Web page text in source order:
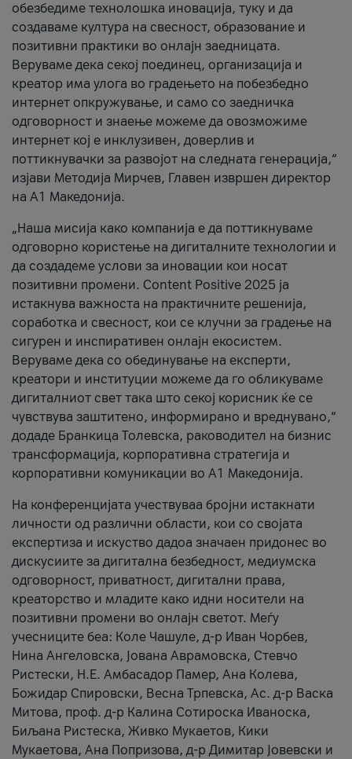
обезбедиме технолошка иновација, туку и да
создаваме култура на свесност, образование и
позитивни практики во онлајн заедницата.
Веруваме дека секој поединец, организација и
креатор има улога во градењето на побезбедно
интернет опкружување, и само со заедничка
одговорност и знаење можеме да овозможиме
интернет кој е инклузивен, доверлив и
поттикнувачки за развојот на следната генерација,“
изјави Методија Мирчев, Главен извршен директор
на А1 Македонија.
„Наша мисија како компанија е да поттикнуваме
одговорно користење на дигиталните технологии и
да создадеме услови за иновации кои носат
позитивни промени. Content Positive 2025 ја
истакнува важноста на практичните решенија,
соработка и свесност, кои се клучни за градење на
сигурен и инспиративен онлајн екосистем.
Веруваме дека со обединување на експерти,
креатори и институции можеме да го обликуваме
дигиталниот свет така што секој корисник ќе се
чувствува заштитено, информирано и вреднувано,“
додаде Бранкица Толевска, раководител на бизнис
трансформација, корпоративна стратегија и
корпоративни комуникации во А1 Македонија.
На конференцијата учествуваа бројни истакнати
личности од различни области, кои со својата
експертиза и искуство дадоа значаен придонес во
дискусиите за дигитална безбедност, медиумска
одговорност, приватност, дигитални права,
креаторство и младите како идни носители на
позитивни промени во онлајн светот. Меѓу
учесниците беа: Коле Чашуле, д-р Иван Чорбев,
Нина Ангеловска, Јована Аврамовска, Стевчо
Ристески, Н.Е. Амбасадор Памер, Ана Колева,
Божидар Спировски, Весна Трпевска, Ас. д-р Васка
Митова, проф. д-р Калина Сотироска Иваноска,
Биљана Ристеска, Живко Мукаетов, Кики
Мукаетова, Ана Попризова, д-р Димитар Јовевски и